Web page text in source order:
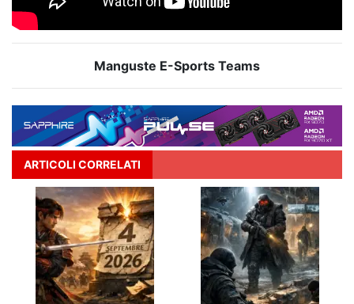
Manguste E-Sports Teams
ARTICOLI CORRELATI